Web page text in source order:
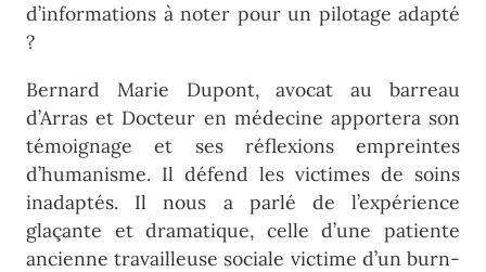
d’informations à noter pour un pilotage adapté
?
Bernard Marie Dupont, avocat au barreau
d’Arras et Docteur en médecine apportera son
témoignage et ses réflexions empreintes
d’humanisme. Il défend les victimes de soins
inadaptés. Il nous a parlé de l’expérience
glaçante et dramatique, celle d’une patiente
ancienne travailleuse sociale victime d’un burn-